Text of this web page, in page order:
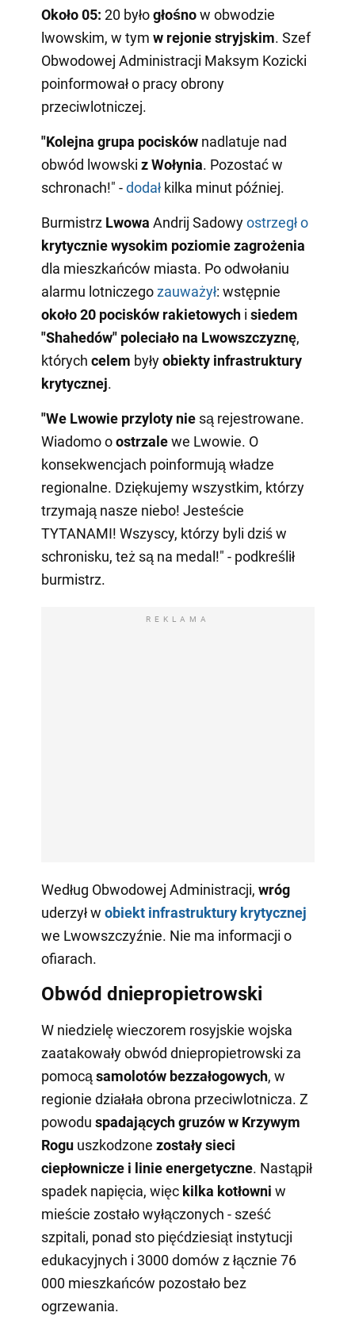
Około 05: 20 byłogłośnow obwodzie
lwowskim, w tym w rejonie stryjskim. Szef
Obwodowej Administracji Maksym Kozicki
poinformował o pracy obrony
przeciwlotniczej.
"Kolejna grupa pociskównadlatuje nad
obwód lwowski z Wołynia. Pozostać w
schronach!" -dodałkilka minut później.
Burmistrz Lwowa Andrij Sadowyostrzegł o
krytycznie wysokim poziomie zagrożenia
dla mieszkańców miasta. Po odwołaniu
alarmu lotniczegozauważył: wstępnie
około 20 pocisków rakietowychi siedem
"Shahedów" poleciało na Lwowszczyznę,
których celem byłyobiekty infrastruktury
krytycznej.
"We Lwowie przyloty niesą rejestrowane.
Wiadomo oostrzalewe Lwowie. O
konsekwencjach poinformują władze
regionalne. Dziękujemy wszystkim, którzy
trzymają nasze niebo! Jesteście
TYTANAMI! Wszyscy, którzy byli dziś w
schronisku, też są na medal!" - podkreślił
burmistrz.
REKLAMA
Według Obwodowej Administracji, wróg
uderzył w obiekt infrastruktury krytycznej
we Lwowszczyźnie. Nie ma informacji o
ofiarach.
Obwód dniepropietrowski
W niedzielę wieczorem rosyjskie wojska
zaatakowały obwód dniepropietrowski za
pomocąsamolotów bezzałogowych, w
regionie działała obrona przeciwlotnicza. Z
powodu spadających gruzów w Krzywym
Roguuszkodzone zostały sieci
ciepłownicze i linie energetyczne. Nastąpił
spadek napięcia, więc kilka kotłowni w
mieście zostało wyłączonych - sześć
szpitali, ponad sto pięćdziesiąt instytucji
edukacyjnych i 3000 domów z łącznie 76
000 mieszkańców pozostało bez
ogrzewania.